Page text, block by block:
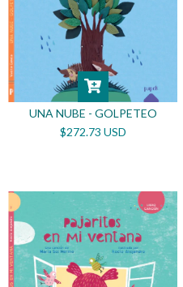
UNA NUBE - GOLPETEO
$272.73 USD